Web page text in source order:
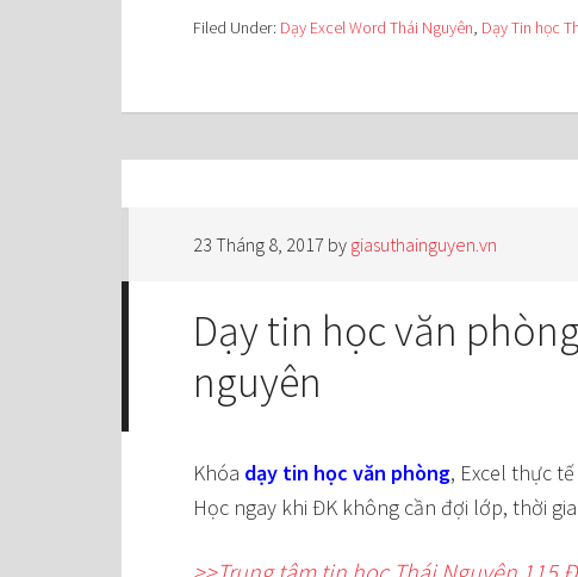
Filed Under: Dạy Excel Word Thái Nguyên, Dạy Tin học
23 Tháng 8, 2017 by giasuthainguyen.vn
Dạy tin học văn
nguyên
Khóa dạy tin học văn phòng, Excel thực
Học ngay khi ĐK không cần đợi lớp, thời